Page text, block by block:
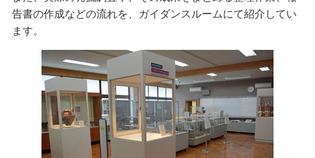
告書の作成などの流れを、ガイダンスルームにて紹介してい
ます。